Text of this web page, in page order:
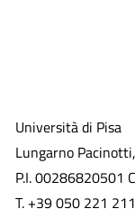
Università di Pisa
Lungarno
P.I. 00286820501
T. +39 050 221